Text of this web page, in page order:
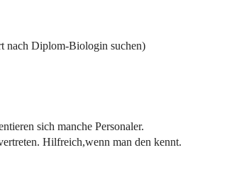
nach Diplom-Biologin suchen)
sich manche Personaler.
Hilfreich,wenn man den kennt.